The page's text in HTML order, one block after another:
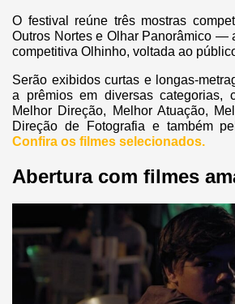
O festival reúne três mostras
Outros Nortes e Olhar Panorâmico —
competitiva Olhinho, voltada ao
Serão exibidos curtas e longas-
a prêmios em diversas categorias,
Melhor Direção, Melhor Atuação,
Direção de Fotografia e também
Confira os filmes selecionados.
Abertura com filmes